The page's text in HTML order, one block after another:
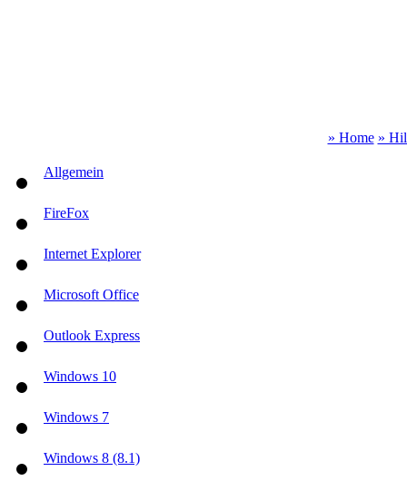
» Home »
Allgemein
FireFox
Internet Explorer
Microsoft Office
Outlook Express
Windows 10
Windows 7
Windows 8 (8.1)